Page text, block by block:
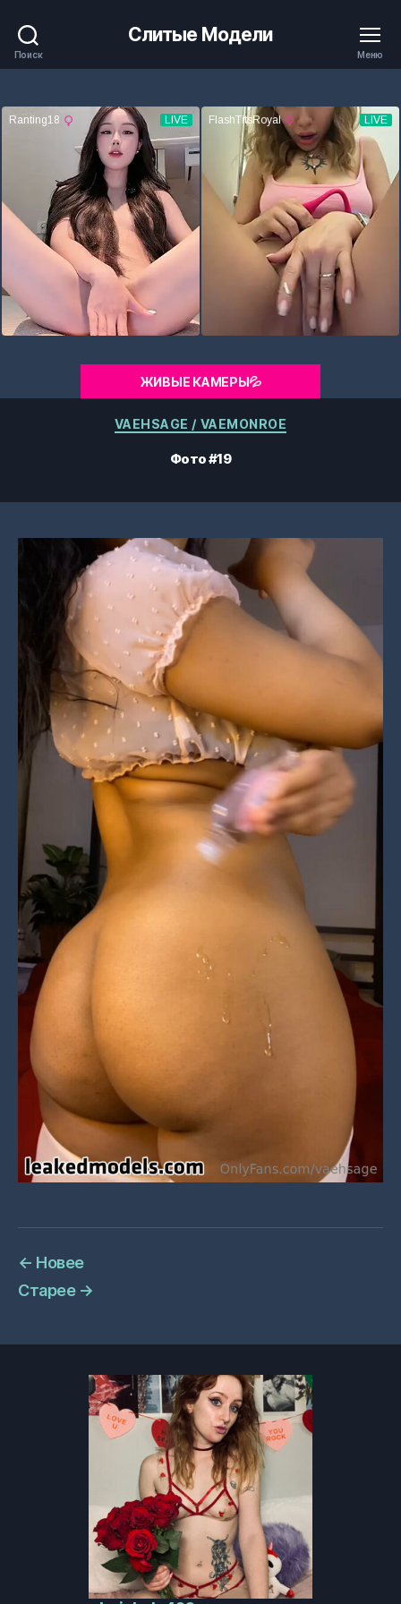
Поиск
Слитые Модели
Меню
ЖИВЫЕ КАМЕРЫ💦
Категории
VAEHSAGE / VAEMONROE
Фото #19
← Новее
Старее →